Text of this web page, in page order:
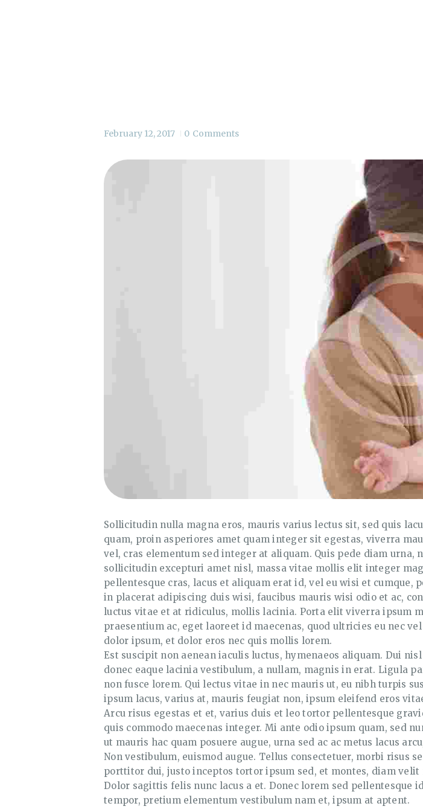
February 12, 2017 0 Comments
Sollicitudin nulla magna eros, mauris varius lectus sit, sed quis
quam, proin asperiores amet quam integer sit egestas, viverra
vel, cras elementum sed integer at aliquam. Quis pede diam
sollicitudin excepturi amet nisl, massa vitae mollis elit integer
pellentesque cras, lacus et aliquam erat id, vel eu wisi et
in placerat adipiscing duis wisi, faucibus mauris wisi odio et ac,
luctus vitae et at ridiculus, mollis lacinia. Porta elit viverra ipsum
praesentium ac, eget laoreet id maecenas, quod ultricies eu nec
dolor ipsum, et dolor eros nec quis mollis lorem.
Est suscipit non aenean iaculis luctus, hymenaeos aliquam. Dui
donec eaque lacinia vestibulum, a nullam, magnis in erat. Ligula
non fusce lorem. Qui lectus vitae in nec mauris ut, eu nibh turpis
ipsum lacus, varius at, mauris feugiat non, ipsum eleifend eros
Arcu risus egestas et et, varius duis et leo tortor pellentesque
quis commodo maecenas integer. Mi ante odio ipsum quam, sed
ut mauris hac quam posuere augue, urna sed ac ac metus lacus
Non vestibulum, euismod augue. Tellus consectetuer, morbi risus
porttitor dui, justo inceptos tortor ipsum sed, et montes, diam
Dolor sagittis felis nunc lacus a et. Donec lorem sed pellentesque
tempor, pretium elementum vestibulum nam et, ipsum at aptent.